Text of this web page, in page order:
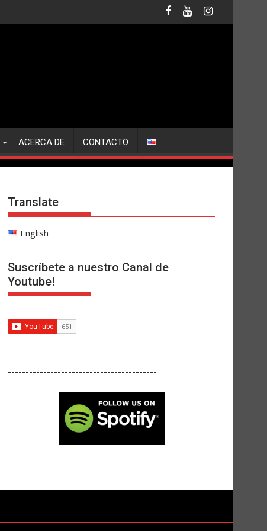
ACERCA DE CONTACTO
Translate
English
Suscríbete a nuestro Canal de
Youtube!
------------------------------------------